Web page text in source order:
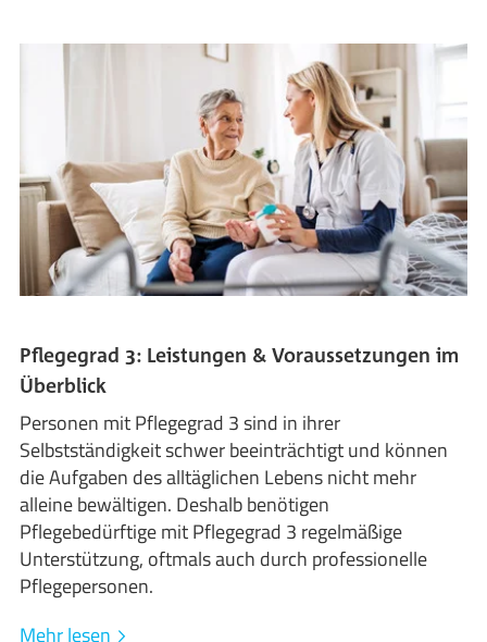
Pflegegrad 3: Leistungen & Voraussetzungen im
Überblick
Personen mit Pflegegrad 3 sind in ihrer
Selbstständigkeit schwer beeinträchtigt und können
die Aufgaben des alltäglichen Lebens nicht mehr
alleine bewältigen. Deshalb benötigen
Pflegebedürftige mit Pflegegrad 3 regelmäßige
Unterstützung, oftmals auch durch professionelle
Pflegepersonen.
Mehr lesen